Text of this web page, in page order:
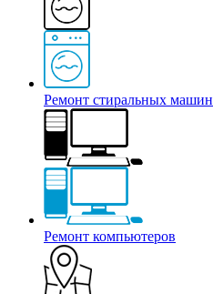
Ремонт стиральных машин
Ремонт компьютеров